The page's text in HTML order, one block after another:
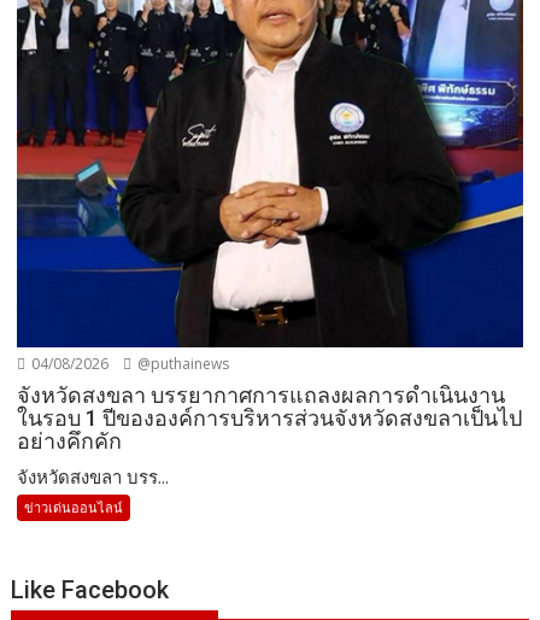
04/08/2026 @puthainews
จังหวัดสงขลา บรรยากาศการแถลงผลการดำเนินงาน
ในรอบ 1 ปีขององค์การบริหารส่วนจังหวัดสงขลาเป็นไป
อย่างคึกคัก
จังหวัดสงขลา บรร...
ข่าวเด่นออนไลน์
Like Facebook